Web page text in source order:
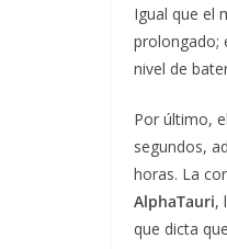
Igual que el
prolongado;
nivel de
Por último, el
segundos,
horas. La
AlphaTauri,
que dicta